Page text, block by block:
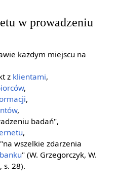
w prowadzeniu
każdym miejscu na
z klientami,
,
,
,
badań",
,
wszelkie zdarzenia
banku" (W. Grzegorczyk, W.
s. 28).